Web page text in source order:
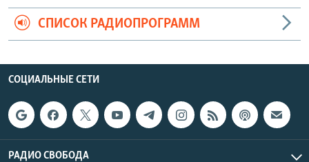
СПИСОК РАДИОПРОГРАММ
СОЦИАЛЬНЫЕ СЕТИ
РАДИО СВОБОДА